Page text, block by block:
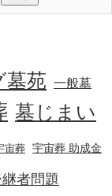
墓苑 一般墓
墓じまい
宙葬 宇宙葬 助成金
者問題